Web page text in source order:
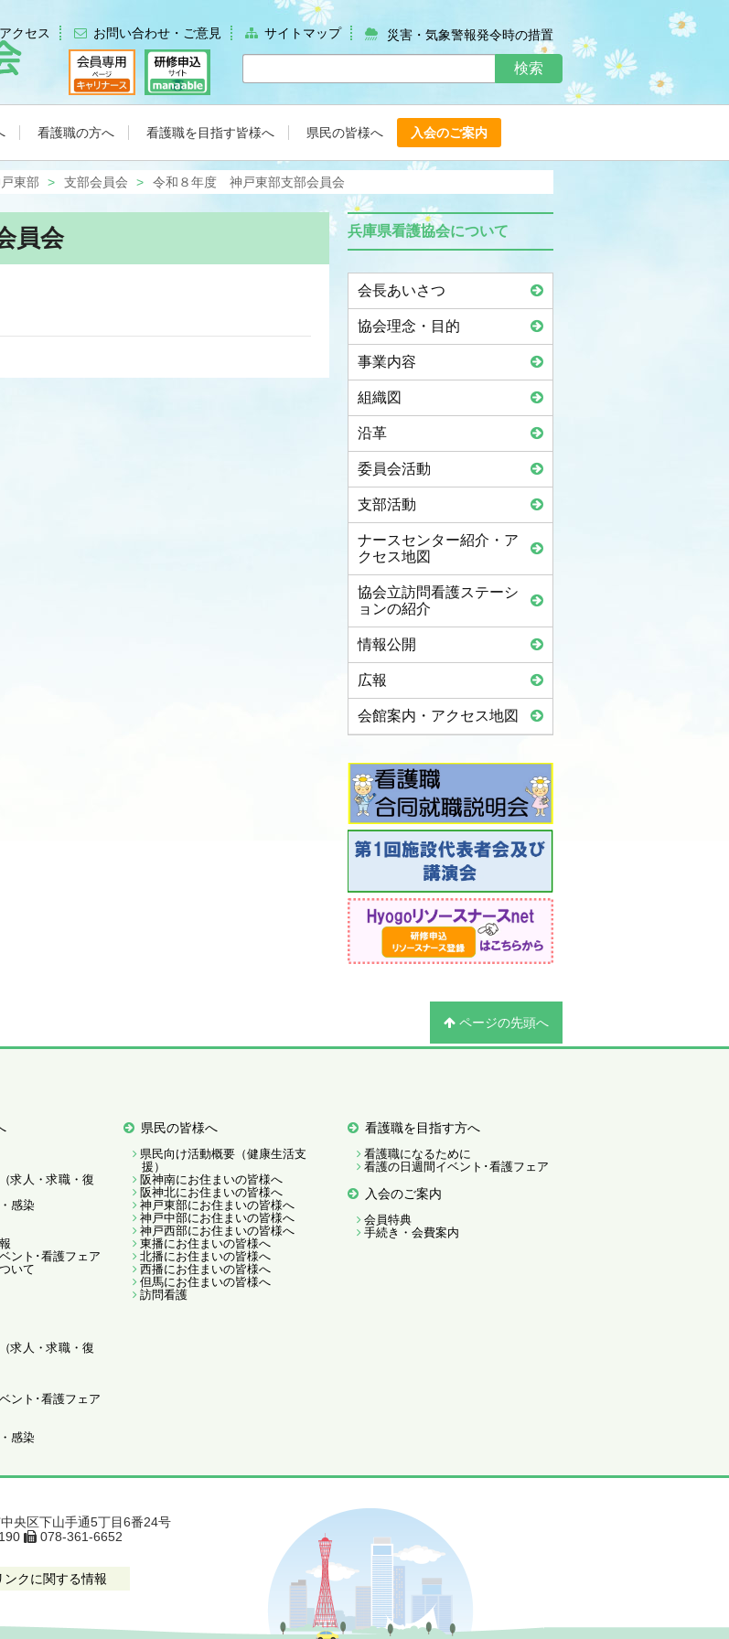
アクセス お問い合わせ・ご意見 サイトマップ 災害・気象警報発令時の措置
検索
看護職の方へ 看護職を目指す皆様へ 県民の皆様へ 入会のご案内
東部 支部会員会 令和８年度 神戸東部支部会員会
員会 兵庫県看護協会について
会長あいさつ
協会理念・目的
事業内容
組織図
沿革
委員会活動
支部活動
ナースセンター紹介・ア
クセス地図
協会立訪問看護ステーシ
ョンの紹介
情報公開
広報
会館案内・アクセス地図
ページの先頭へ
求人・求職・復
感染
ント･看護フェア
いて
求人・求職・復
ント･看護フェア
感染
県民の皆様へ
県民向け活動概要（健康生活支
援）
阪神南にお住まいの皆様へ
阪神北にお住まいの皆様へ
神戸東部にお住まいの皆様へ
神戸中部にお住まいの皆様へ
神戸西部にお住まいの皆様へ
東播にお住まいの皆様へ
北播にお住まいの皆様へ
西播にお住まいの皆様へ
但馬にお住まいの皆様へ
訪問看護
看護職を目指す方へ
看護職になるために
看護の日週間イベント･看護フェア
入会のご案内
会員特典
手続き・会費案内
央区下山手通5丁目6番24号
078-361-6652
ンクに関する情報